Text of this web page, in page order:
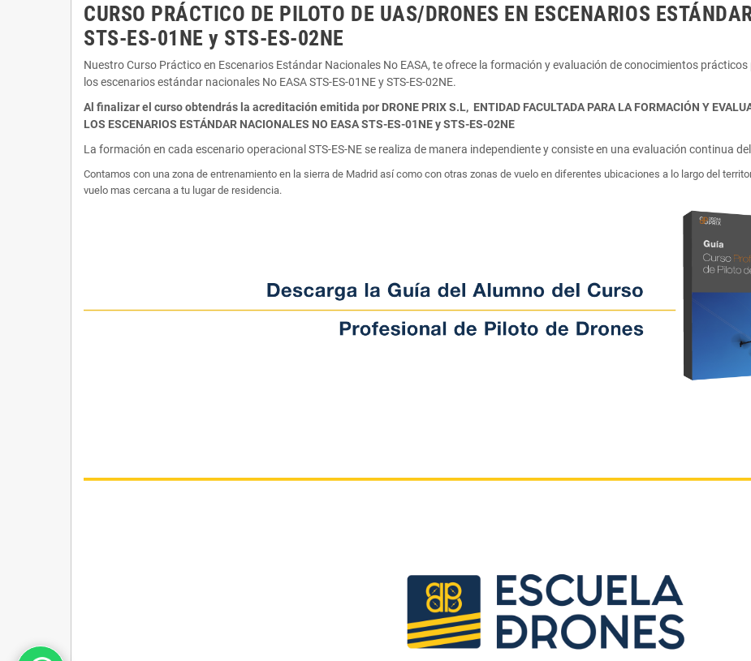
CURSO PRÁCTICO DE PILOTO DE UAS/DRONES EN ESCENARIOS
STS-ES-01NE y STS-ES-02NE
Nuestro Curso Práctico en Escenarios Estándar Nacionales No EASA, te ofrece la formación y evaluación de conocimientos
los escenarios estándar nacionales No EASA STS-ES-01NE y STS-ES-02NE.
Al finalizar el curso obtendrás la acreditación emitida por DRONE PRIX S.L, ENTIDAD FACULTADA PARA LA FORMACIÓN Y
LOS ESCENARIOS ESTÁNDAR NACIONALES NO EASA STS-ES-01NE y STS-ES-02NE
La formación en cada escenario operacional STS-ES-NE se realiza de manera independiente y consiste en una evaluación continua
Contamos con una zona de entrenamiento en la sierra de Madrid así como con otras zonas de vuelo en diferentes ubicaciones a lo largo del
vuelo mas cercana a tu lugar de residencia.